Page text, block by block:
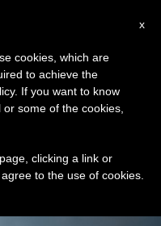
‘missili’
x
cookies, which are
to achieve the
If you want to know
some of the cookies,
clicking a link or
to the use of cookies.